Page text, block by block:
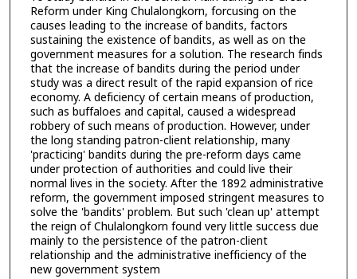
Reform under King Chulalongkorn, forcusing on the
causes leading to the increase of bandits, factors
sustaining the existence of bandits, as well as on the
government measures for a solution. The research finds
that the increase of bandits during the period under
study was a direct result of the rapid expansion of rice
economy. A deficiency of certain means of production,
such as buffaloes and capital, caused a widespread
robbery of such means of production. However, under
the long standing patron-client relationship, many
'practicing' bandits during the pre-reform days came
under protection of authorities and could live their
normal lives in the society. After the 1892 administrative
reform, the government imposed stringent measures to
solve the 'bandits' problem. But such 'clean up' attempt
the reign of Chulalongkorn found very little success due
mainly to the persistence of the patron-client
relationship and the administrative inefficiency of the
new government system